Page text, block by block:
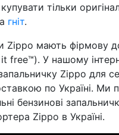
тільки
гніт.
Zippo мають фірмову
free™). У нашому
Zippo для
по Україні. Ми
бензинові
Zippo в Україні.